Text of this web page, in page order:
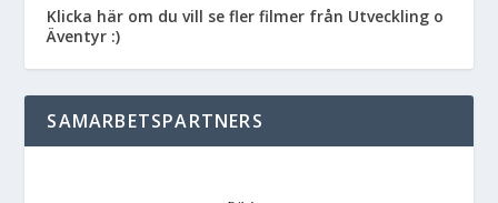
Klicka här om du vill se fler filmer från Utveckling o
Äventyr :)
SAMARBETSPARTNERS